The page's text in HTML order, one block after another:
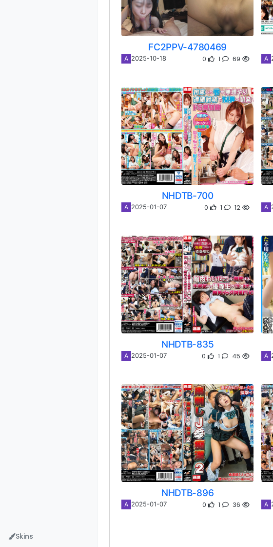
Skins
FC2PPV-4780469
A 2025-10-18 0 1 69 A
NHDTB-700
A 2025-01-07 0 1 12 A
NHDTB-835
A 2025-01-07 0 1 45 A
NHDTB-896
A 2025-01-07 0 1 36 A